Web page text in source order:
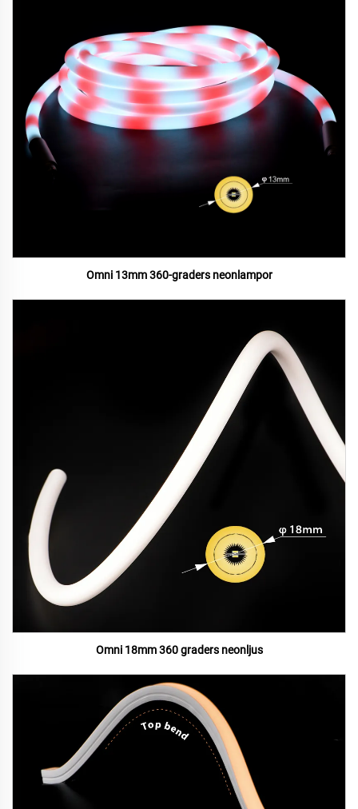
Omni 13mm 360-graders neonlampor
Omni 18mm 360 graders neonljus